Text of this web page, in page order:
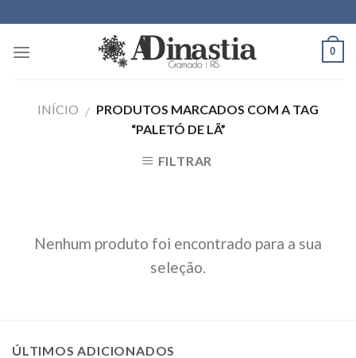
to
content
0
INÍCIO / PRODUTOS MARCADOS COM A TAG
“PALETÓ DE LÃ”
FILTRAR
Nenhum produto foi encontrado para a sua
seleção.
ÚLTIMOS ADICIONADOS